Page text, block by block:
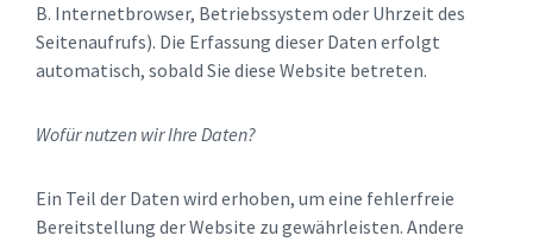
B. Internetbrowser, Betriebssystem oder Uhrzeit des
Seitenaufrufs). Die Erfassung dieser Daten erfolgt
automatisch, sobald Sie diese Website betreten.
Wofür nutzen wir Ihre Daten?
Ein Teil der Daten wird erhoben, um eine fehlerfreie
Bereitstellung der Website zu gewährleisten. Andere